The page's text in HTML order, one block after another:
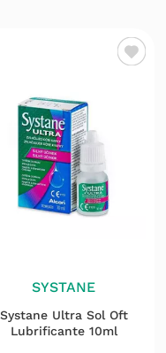
SYSTANE
Systane Ultra Sol Oft
Lubrificante 10ml